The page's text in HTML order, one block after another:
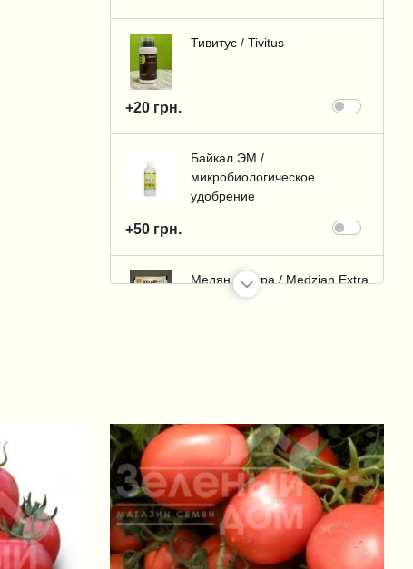
Тивитус / Tivitus
+20 грн.
Байкал ЭМ /
микробиологическое
удобрение
+50 грн.
Медян Экстра / Medzian Extra
350 SC, КС
+1 326 грн.
Пермаклин Ликвид (Зенкор
Ликвид) / Permaclean Liquid
(Sencor Liquid), SC 600 к.с.